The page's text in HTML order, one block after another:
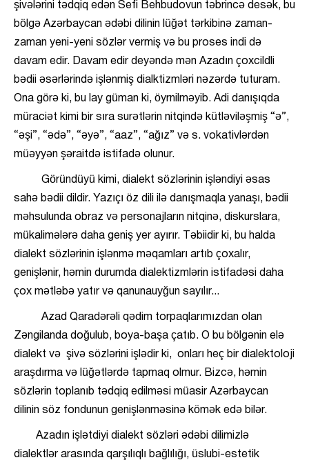
şivələrini tədqiq edən Sefi Behbudovun təbrincə desək, bu
bölgə Azərbaycan ədəbi dilinin lüğət tərkibinə zaman-
zaman yeni-yeni sözlər vermiş və bu proses indi də
davam edir. Davam edir deyəndə mən Azadın çoxcildli
bədii əsərlərində işlənmiş dialktizmləri nəzərdə tuturam.
Ona görə ki, bu lay güman ki, öyrnilməyib. Adi danışıqda
müraciət kimi bir sıra surətlərin nitqində kütləviləşmiş “ə”,
“əşi”, “ədə”, “əyə”, “aaz”, “ağız” və s. vokativlərdən
müəyyən şəraitdə istifadə olunur.
Göründüyü kimi, dialekt sözlərinin işləndiyi əsas
sahə bədii dildir. Yazıçı öz dili ilə danışmaqla yanaşı, bədii
məhsulunda obraz və personajların nitqinə, diskurslara,
mükalimələrə daha geniş yer ayırır. Təbiidir ki, bu halda
dialekt sözlərinin işlənmə məqamları artıb çoxalır,
genişlənir, həmin durumda dialektizmlərin istifadəsi daha
çox mətləbə yatır və qanunauyğun sayılır...
Azad Qaradərəli qədim torpaqlarımızdan olan
Zəngilanda doğulub, boya-başa çatıb. O bu bölgənin elə
dialekt və şivə sözlərini işlədir ki, onları heç bir dialektoloji
araşdırma və lüğətlərdə tapmaq olmur. Bizcə, həmin
sözlərin toplanıb tədqiq edilməsi müasir Azərbaycan
dilinin söz fondunun genişlənməsinə kömək edə bilər.
Azadın işlətdiyi dialekt sözləri ədəbi dilimizlə
dialektlər arasında qarşılıqlı bağlılığı, üslubi-estetik